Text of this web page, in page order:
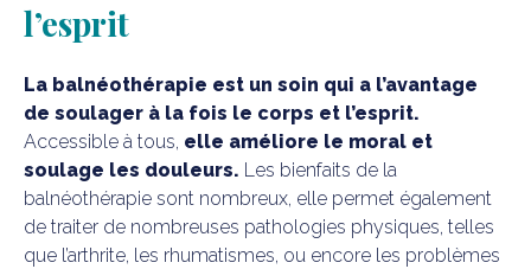
l’esprit
La balnéothérapie est un soin qui a l’avantage
de soulager à la fois le corps et l’esprit.
Accessible à tous, elle améliore le moral et
soulage les douleurs. Les bienfaits de la
balnéothérapie sont nombreux, elle permet également
de traiter de nombreuses pathologies physiques, telles
que l’arthrite, les rhumatismes, ou encore les problèmes